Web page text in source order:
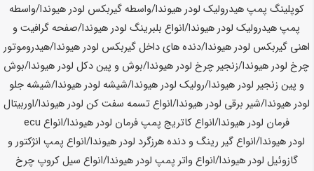
کوپلینگ پمپ هیدرولیک لودرهیوندا/واسطه گیربکس لودرهیوندا/واسطه
پمپ هیدرولیک لودرهیوندا/انواع بلبرینگ لودرهیوندا/صفحه گرافیت و
اهنی گیربکس لودرهیوندا/دنده های داخل گیربکس لودرهیوندا/هیدروموتور
چرخ لودرهیوندا/زنجیر چرخ لودرهیوندا/بوش و پین دکل لودرهیوندا/بوش
و پین زنجیر لودرهیوندا/رولیک لودرهیوندا/شیشه لودرهیوندا/شیشه جلو
لودرهیوندا/شیر برقی لودرهیوندا/انواع تسمه سفت کن لودرهیوندا/اوربیتال
فرمان لودرهیوندا/انواع کاتریج پمپ فرمان لودرهیوندا
/انواع ecu
لودرهیوندا/انواع گیر رینگ و دنده هرزگرد لودرهیوندا/انواع پمپ انژکتور و
گازوئیل لودرهیوندا/انواع واتر پمپ لودرهیوندا/انواع سیل کروپ چرخ